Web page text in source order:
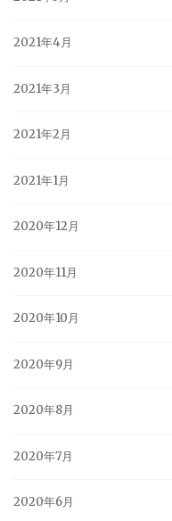
2021年4月
2021年3月
2021年2月
2021年1月
2020年12月
2020年11月
2020年10月
2020年9月
2020年8月
2020年7月
2020年6月